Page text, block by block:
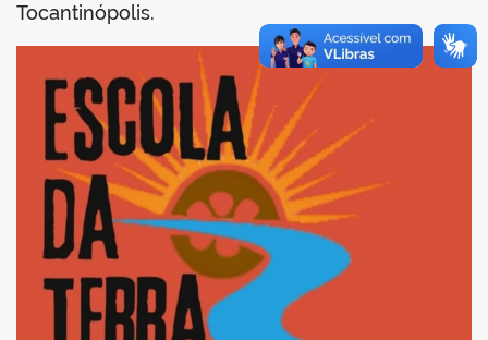
Tocantinópolis.